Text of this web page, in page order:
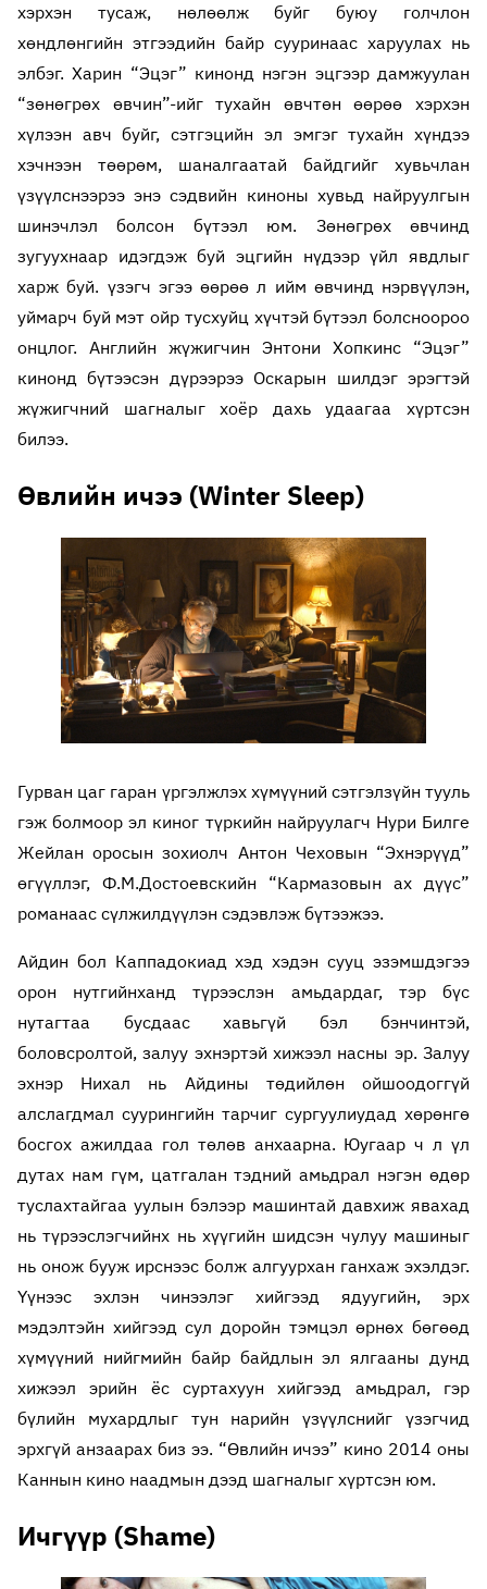
хэрхэн тусаж, нөлөөлж буйг буюу голчлон
хөндлөнгийн этгээдийн байр сууринаас харуулах нь
элбэг. Харин “Эцэг” кинонд нэгэн эцгээр дамжуулан
“зөнөгрөх өвчин”-ийг тухайн өвчтөн өөрөө хэрхэн
хүлээн авч буйг, сэтгэцийн эл эмгэг тухайн хүндээ
хэчнээн төөрөм, шаналгаатай байдгийг хувьчлан
үзүүлснээрээ энэ сэдвийн киноны хувьд найруулгын
шинэчлэл болсон бүтээл юм. Зөнөгрөх өвчинд
зугуухнаар идэгдэж буй эцгийн нүдээр үйл явдлыг
харж буй. үзэгч эгээ өөрөө л ийм өвчинд нэрвүүлэн,
уймарч буй мэт ойр тусхуйц хүчтэй бүтээл болсноороо
онцлог. Английн жүжигчин Энтони Хопкинс “Эцэг”
кинонд бүтээсэн дүрээрээ Оскарын шилдэг эрэгтэй
жүжигчний шагналыг хоёр дахь удаагаа хүртсэн
билээ.
Өвлийн ичээ (Winter Sleep)
Гурван цаг гаран үргэлжлэх хүмүүний сэтгэлзүйн тууль
гэж болмоор эл киног түркийн найруулагч Нури Билге
Жейлан оросын зохиолч Антон Чеховын “Эхнэрүүд”
өгүүллэг, Ф.М.Достоевскийн “Кармазовын ах дүүс”
романаас сүлжилдүүлэн сэдэвлэж бүтээжээ.
Айдин бол Каппадокиад хэд хэдэн сууц эзэмшдэгээ
орон нутгийнханд түрээслэн амьдардаг, тэр бүс
нутагтаа бусдаас хавьгүй бэл бэнчинтэй,
боловсролтой, залуу эхнэртэй хижээл насны эр. Залуу
эхнэр Нихал нь Айдины төдийлөн ойшоодоггүй
алслагдмал суурингийн тарчиг сургуулиудад хөрөнгө
босгох ажилдаа гол төлөв анхаарна. Юугаар ч л үл
дутах нам гүм, цатгалан тэдний амьдрал нэгэн өдөр
туслахтайгаа уулын бэлээр машинтай давхиж явахад
нь түрээслэгчийнх нь хүүгийн шидсэн чулуу машиныг
нь онож бууж ирснээс болж алгуурхан ганхаж эхэлдэг.
Үүнээс эхлэн чинээлэг хийгээд ядуугийн, эрх
мэдэлтэйн хийгээд сул доройн тэмцэл өрнөх бөгөөд
хүмүүний нийгмийн байр байдлын эл ялгааны дунд
хижээл эрийн ёс суртахуун хийгээд амьдрал, гэр
бүлийн мухардлыг тун нарийн үзүүлснийг үзэгчид
эрхгүй анзаарах биз ээ. “Өвлийн ичээ” кино 2014 оны
Каннын кино наадмын дээд шагналыг хүртсэн юм.
Ичгүүр (Shame)